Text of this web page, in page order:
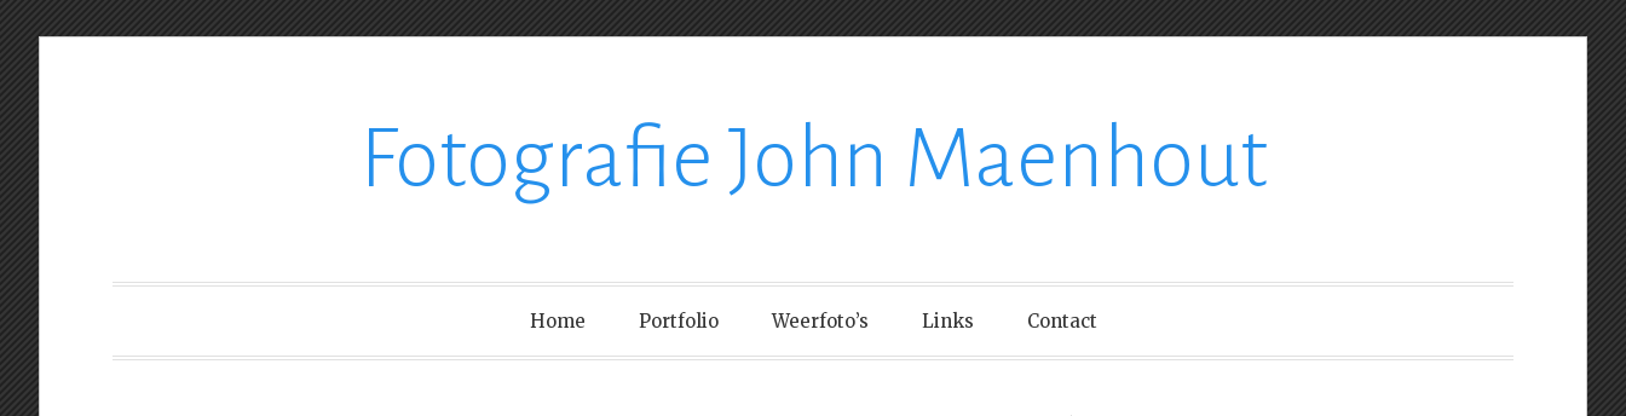
Fotografie John Maenhout
Home Portfolio Weerfoto’s Links Contact